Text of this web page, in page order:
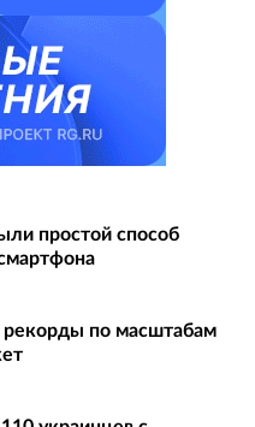
простой способ
рекорды по масштабам